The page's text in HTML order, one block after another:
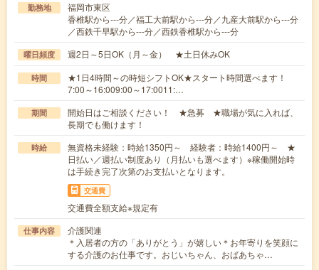
勤務地
福岡市東区
香椎駅から---分／福工大前駅から---分／九産大前駅から---分
／西鉄千早駅から---分／西鉄香椎駅から---分
曜日頻度 週2日～5日OK（月～金） ★土日休みOK
時間
★1日4時間～の時短シフトOK★スタート時間選べます！
7:00～16:009:00～17:0011:…
期間
開始日はご相談ください！ ★急募 ★職場が気に入れば、
長期でも働けます！
時給
無資格未経験：時給1350円～ 経験者：時給1400円～ ★
日払い／週払い制度あり（月払いも選べます）※稼働開始時
は手続き完了次第のお支払いとなります。
交通費
交通費全額支給※規定有
仕事内容
介護関連
＊入居者の方の「ありがとう」が嬉しい＊お年寄りを笑顔に
する介護のお仕事です。おじいちゃん、おばあちゃ…